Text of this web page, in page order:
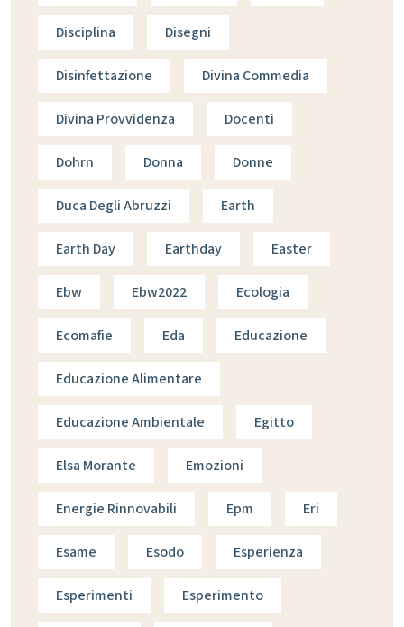
Disciplina Disegni
Disinfettazione Divina Commedia
Divina Provvidenza Docenti
Dohrn Donna Donne
Duca Degli Abruzzi Earth
Earth Day Earthday Easter
Ebw Ebw2022 Ecologia
Ecomafie Eda Educazione
Educazione Alimentare
Educazione Ambientale Egitto
Elsa Morante Emozioni
Energie Rinnovabili Epm Eri
Esame Esodo Esperienza
Esperimenti Esperimento